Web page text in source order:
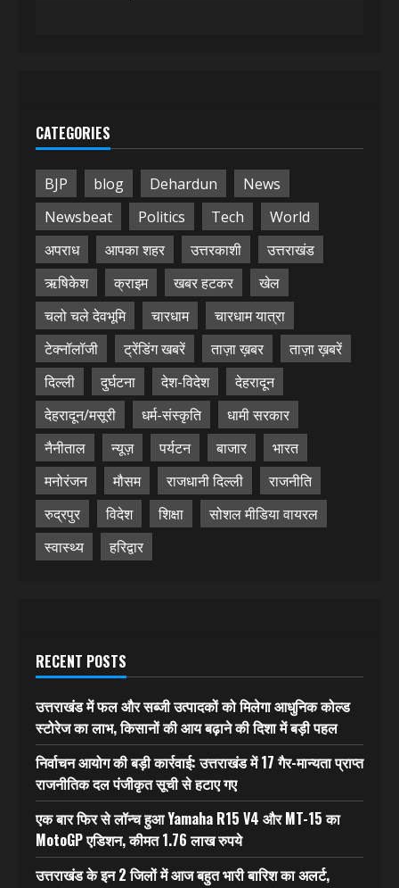
CATEGORIES
BJP blog Dehardun
News
Newsbeat
Politics Tech
World
अपराध
आपका शहर उत्तरकाशी
उत्तराखंड
ऋषिकेश
क्राइम खबर हटकर
खेल
चलो चले देवभूमि
चारधाम
चारधाम यात्रा
टेक्नॉलॉजी
ट्रेंडिंग खबरें ताज़ा ख़बर
ताज़ा ख़बरें
दिल्ली
दुर्घटना देश-विदेश
देहरादून
देहरादून/मसूरी
धर्म-संस्कृति
धामी सरकार
नैनीताल
न्यूज़ पर्यटन बाजार
भारत
मनोरंजन
मौसम राजधानी दिल्ली
राजनीति
रुद्रपुर
विदेश शिक्षा
सोशल मीडिया वायरल
स्वास्थ्य
हरिद्वार
RECENT POSTS
उत्तराखंड में फल और सब्जी उत्पादकों को मिलेगा आधुनिक कोल्ड
स्टोरेज का लाभ, किसानों की आय बढ़ाने की दिशा में बड़ी पहल
निर्वाचन आयोग की बड़ी कार्रवाई: उत्तराखंड में 17 गैर-मान्यता प्राप्त
राजनीतिक दल पंजीकृत सूची से हटाए गए
एक बार फिर से लॉन्च हुआ Yamaha R15 V4 और MT-15 का
MotoGP एडिशन, कीमत 1.76 लाख रुपये
उत्तराखंड के इन 2 जिलों में आज बहुत भारी बारिश का अलर्ट,